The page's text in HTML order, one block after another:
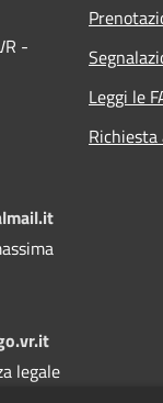
-
legale
Leggi le